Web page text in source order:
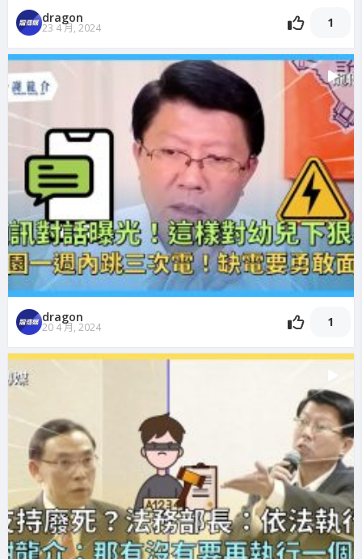
dragon
23 4 月, 2024 1
dragon
20 4 月, 2024 1